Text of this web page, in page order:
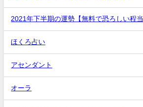
2021年下半期の運勢【無料で恐ろしい程当
ほくろ占い
アセンダント
オーラ